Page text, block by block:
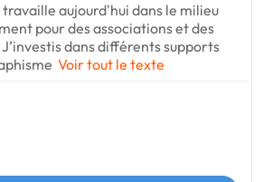
aujourd'hui dans le milieu
pour des associations et des
dans différents supports
Voir tout le texte